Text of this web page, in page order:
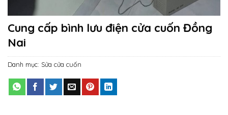
Cung cấp bình lưu điện cửa cuốn Đồng
Nai
Danh mục: Sửa cửa cuốn